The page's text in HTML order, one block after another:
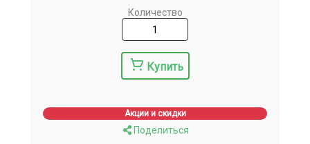
Количество
Купить
Акции и скидки
Поделиться